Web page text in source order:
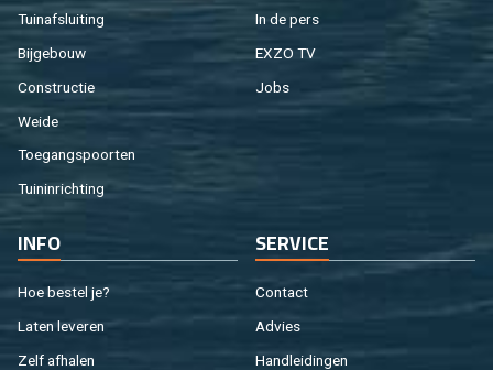
Tuin­af­slui­ting
Bij­ge­bouw
Con­struc­tie
Weide
Toe­gangs­poor­ten
Tuin­in­rich­ting
In de pers
EXZO TV
Jobs
INFO
Hoe be­stel je?
Laten le­ve­ren
Zelf af­ha­len
SER­VI­CE
Con­tact
Ad­vies
Hand­lei­din­gen